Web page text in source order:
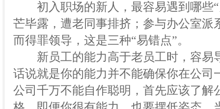
初入职场的新人，最容易遇到哪些“
芒毕露，遭老同事排挤；参与办公室
而得罪领导，这是三种“易错点”。
新员工的能力高于老员工时，容易
话说就是你的能力并不能确保你在公司
公司千万不能自作聪明，首先应该了解